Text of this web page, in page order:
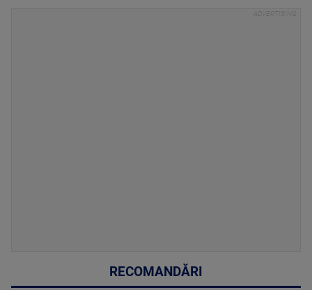
RECOMANDĂRI